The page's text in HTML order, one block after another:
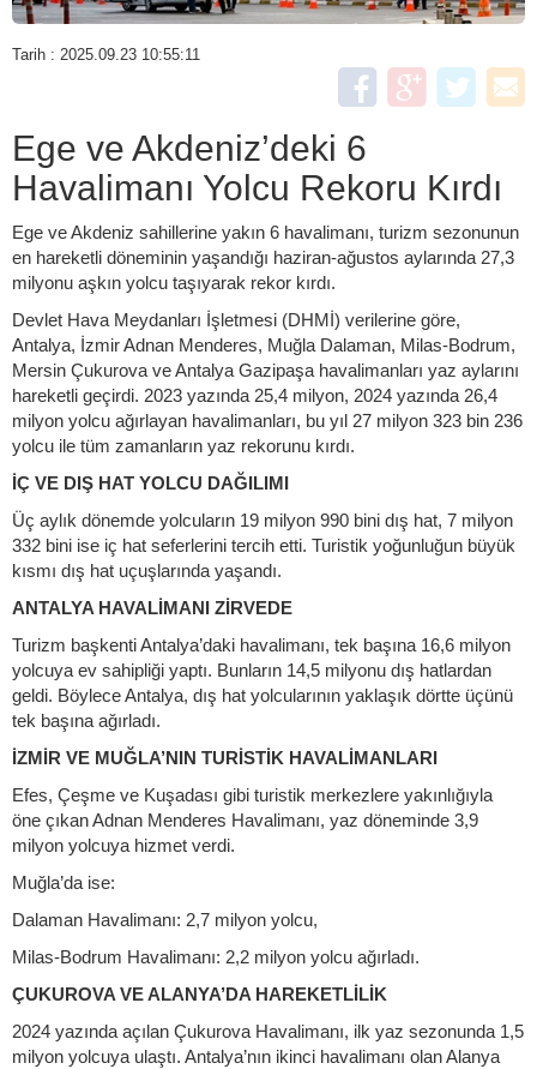
Tarih : 2025.09.23 10:55:11
Ege ve Akdeniz’deki 6
Havalimanı Yolcu Rekoru Kırdı
Ege ve Akdeniz sahillerine yakın 6 havalimanı, turizm sezonunun
en hareketli döneminin yaşandığı haziran-ağustos aylarında 27,3
milyonu aşkın yolcu taşıyarak rekor kırdı.
Devlet Hava Meydanları İşletmesi (DHMİ) verilerine göre,
Antalya, İzmir Adnan Menderes, Muğla Dalaman, Milas-Bodrum,
Mersin Çukurova ve Antalya Gazipaşa havalimanları yaz aylarını
hareketli geçirdi. 2023 yazında 25,4 milyon, 2024 yazında 26,4
milyon yolcu ağırlayan havalimanları, bu yıl 27 milyon 323 bin 236
yolcu ile tüm zamanların yaz rekorunu kırdı.
İÇ VE DIŞ HAT YOLCU DAĞILIMI
Üç aylık dönemde yolcuların 19 milyon 990 bini dış hat, 7 milyon
332 bini ise iç hat seferlerini tercih etti. Turistik yoğunluğun büyük
kısmı dış hat uçuşlarında yaşandı.
ANTALYA HAVALİMANI ZİRVEDE
Turizm başkenti Antalya’daki havalimanı, tek başına 16,6 milyon
yolcuya ev sahipliği yaptı. Bunların 14,5 milyonu dış hatlardan
geldi. Böylece Antalya, dış hat yolcularının yaklaşık dörtte üçünü
tek başına ağırladı.
İZMİR VE MUĞLA’NIN TURİSTİK HAVALİMANLARI
Efes, Çeşme ve Kuşadası gibi turistik merkezlere yakınlığıyla
öne çıkan Adnan Menderes Havalimanı, yaz döneminde 3,9
milyon yolcuya hizmet verdi.
Muğla’da ise:
Dalaman Havalimanı: 2,7 milyon yolcu,
Milas-Bodrum Havalimanı: 2,2 milyon yolcu ağırladı.
ÇUKUROVA VE ALANYA’DA HAREKETLİLİK
2024 yazında açılan Çukurova Havalimanı, ilk yaz sezonunda 1,5
milyon yolcuya ulaştı. Antalya’nın ikinci havalimanı olan Alanya